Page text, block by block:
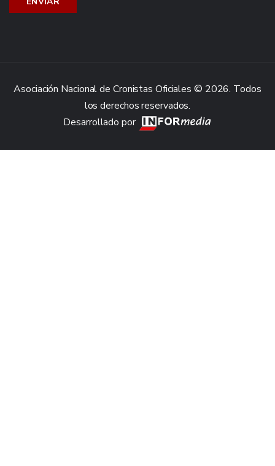
Asociación Nacional de Cronistas Oficiales © 2026. Todos
los derechos reservados.
Desarrollado por